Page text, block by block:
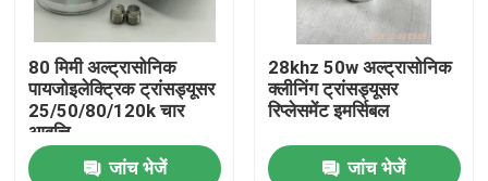
कारखाना भ्रमण
गुणवत्ता नियंत्रण
80 मिमी अल्ट्रासोनिक
पायजोइलेक्ट्रिक ट्रांसड्यूसर
25/50/80/120k चार
आवृत्ति
जांच भेजें
28khz 50w अल्ट्रासोनिक
क्लीनिंग ट्रांसड्यूसर
रिप्लेसमेंट इमर्सिबल
जांच भेजें